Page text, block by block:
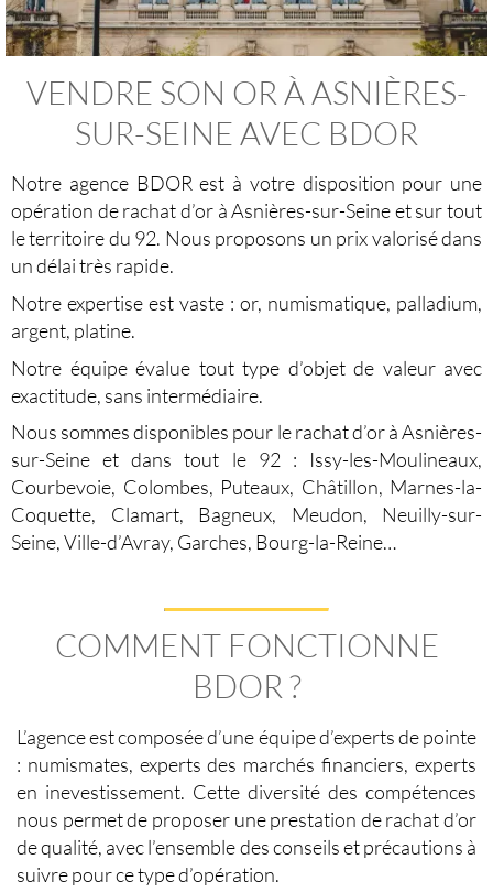
VENDRE SON ORÀ ASNIÈRES-
SUR-SEINE AVEC BDOR
Notre agence BDOR est à votre disposition pour une
opération derachat d’or à Asnières-sur-Seineet sur tout
le territoire du 92. Nous proposons un prix valorisé dans
un délai très rapide.
Notre expertise est vaste : or, numismatique, palladium,
argent, platine.
Notre équipe évalue tout type d’objet de valeur avec
exactitude, sans intermédiaire.
Nous sommes disponibles pour lerachat d’or à Asnières-
sur-Seine et dans tout le 92 : Issy-les-Moulineaux,
Courbevoie, Colombes, Puteaux, Châtillon, Marnes-la-
Coquette, Clamart, Bagneux, Meudon, Neuilly-sur-
Seine, Ville-d’Avray, Garches, Bourg-la-Reine…
COMMENT FONCTIONNE
BDOR ?
L’agence est composée d’une équipe d’experts de pointe
: numismates, experts des marchés financiers, experts
en inevestissement. Cette diversité des compétences
nous permet de proposer uneprestation de rachat d’or
de qualité, avec l’ensemble des conseils et précautions à
suivre pour ce type d’opération.